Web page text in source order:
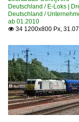
ES
Strecken
L24
L36
Strecke
Unternehmen
BLS
Deutschland / E-Loks |
Deutschland /
ab 01.2010
 34 1200x800 Px,